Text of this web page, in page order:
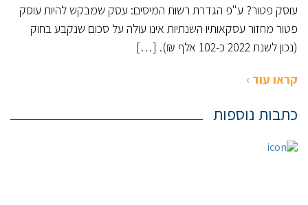
עוסק פטור? ע"פ הגדרת רשות המיסים: עסק שמבקש להיות עוסק
פטור מחזור עסקאותיו השנתיות אינו עולה על סכום שנקבע בחוק
(נכון לשנת 2022 כ-102 אלף ₪). […]
קראו עוד ›
כתבות נוספות